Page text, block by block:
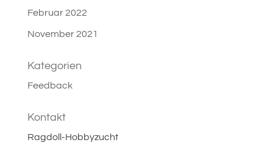
Februar 2022
November 2021
Kategorien
Feedback
Kontakt
Ragdoll-Hobbyzucht